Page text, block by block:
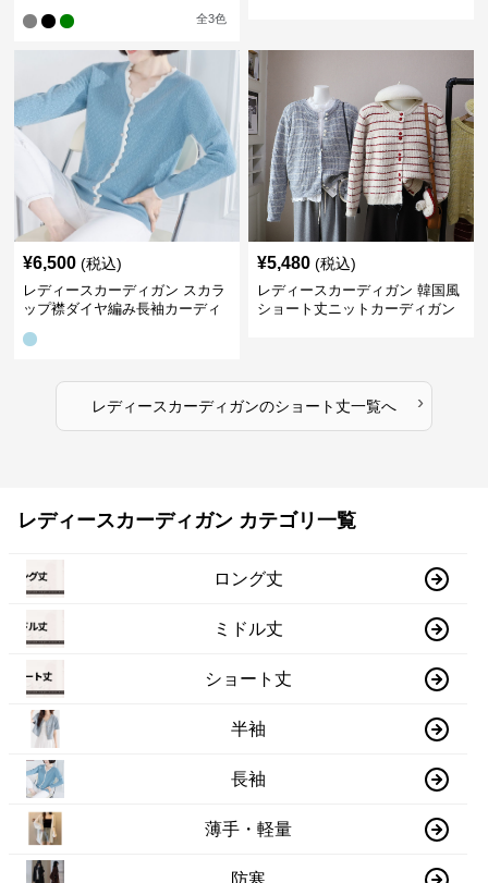
全3色
¥6,500 (税込)
レディースカーディガン スカラ
ップ襟ダイヤ編み長袖カーディ
¥5,480 (税込)
レディースカーディガン 韓国風
ショート丈ニットカーディガン
レディースカーディガンのショート丈一覧へ ›
レディースカーディガン カテゴリ一覧
ロング丈
ミドル丈
ショート丈
半袖
長袖
薄手・軽量
防寒